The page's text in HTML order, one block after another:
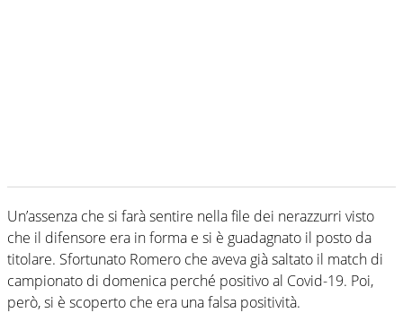
Un’assenza che si farà sentire nella file dei nerazzurri visto
che il difensore era in forma e si è guadagnato il posto da
titolare. Sfortunato Romero che aveva già saltato il match di
campionato di domenica perché positivo al Covid-19. Poi,
però, si è scoperto che era una falsa positività.